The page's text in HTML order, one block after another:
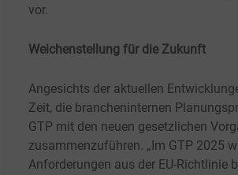
vor.
Weichenstellung für die Zukunft
Angesichts der aktuellen
Zeit, die brancheninternen
GTP mit den neuen gesetzlichen
zusammenzuführen. „Im GTP 2025
Anforderungen aus der EU-Richtlinie